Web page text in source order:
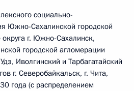
социально-
Южно-Сахалинской городской
г. Южно-Сахалинск,
городской агломерации
Иволгинский и Тарбагатайский
г. Северобайкальск, г. Чита,
года (с распределением